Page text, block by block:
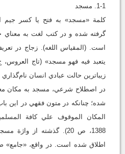
1-1.‌ مسجد
کلمة «مسجد» به فتح يا کسر جيم
گرفته شده و در کتب لغت به
است. (المقياس اللغه). زجاج در
زيباترين حالت عبادي انسان
در اصطلاح شرعي، مسجد به مکان
شده؛ چنانکه در متون فقهي در اين
المکان الموقوف علي کاف‍‍ة
1388، ص 20). گذشته از
اطلاق شده است. در واقع،